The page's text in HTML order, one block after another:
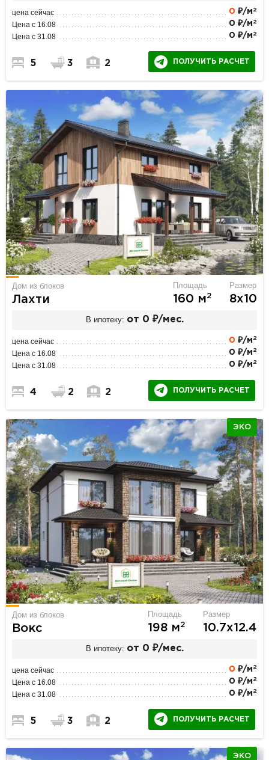
цена сейчас 0 ₽/м 2
Цена с 16.08 0 ₽/м 2
Цена с 31.08 0 ₽/м 2
5 3 2 ПОЛУЧИТЬ РАСЧЕТ
Дом из блоков
Лахти
Площадь
160 м2
Размер
8х10
В ипотеку: от 0 ₽/мес.
цена сейчас 0 ₽/м 2
Цена с 16.08 0 ₽/м 2
Цена с 31.08 0 ₽/м 2
4 2 2 ПОЛУЧИТЬ РАСЧЕТ
ЭКО
Дом из блоков
Вокс
Площадь
198 м2
Размер
10.7х12.4
В ипотеку: от 0 ₽/мес.
цена сейчас 0 ₽/м 2
Цена с 16.08 0 ₽/м 2
Цена с 31.08 0 ₽/м 2
5 3 2 ПОЛУЧИТЬ РАСЧЕТ
ЭКО